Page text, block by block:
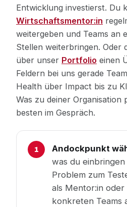
Entwicklung investierst. Du
Wirtschaftsmentor:in
weitergeben und Teams an
Stellen weiterbringen. Oder
über unser Portfolio einen
Feldern bei uns gerade
Health über Impact bis zu
Was zu deiner Organisation
besten im Gespräch.
Andockpunkt
was du
Problem zum
als Mentor:in oder
konkreten Teams